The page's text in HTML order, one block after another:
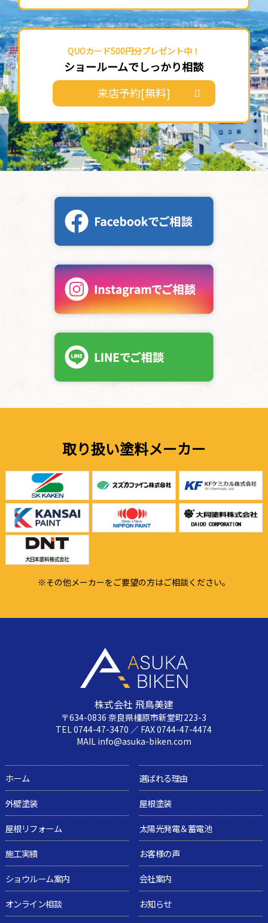
QUOカード500円分プレゼント中！
ショールームでしっかり相談
来店予約[無料]
取り扱い塗料メーカー
※その他メーカーをご要望の方はご相談ください。
株式会社 飛鳥美建
〒634-0836 奈良県橿原市新堂町223-3
TEL 0744-47-3470 ／ FAX 0744-47-4474
MAIL info@asuka-biken.com
ホーム
選ばれる理由
外壁塗装
屋根塗装
屋根リフォーム
太陽光発電＆蓄電池
施工実績
お客様の声
ショウルーム案内
会社案内
オンライン相談
お知らせ